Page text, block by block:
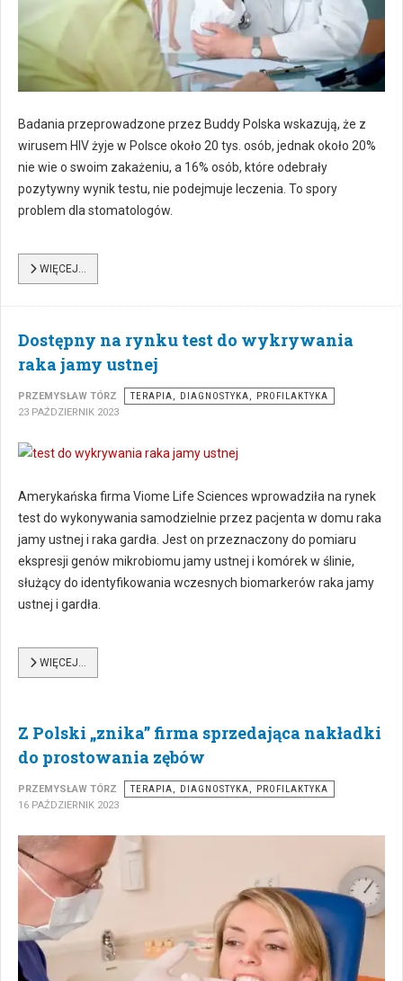
Badania przeprowadzone przez Buddy Polska wskazują, że z
wirusem HIV żyje w Polsce około 20 tys. osób, jednak około 20%
nie wie o swoim zakażeniu, a 16% osób, które odebrały
pozytywny wynik testu, nie podejmuje leczenia. To spory
problem dla stomatologów.
WIĘCEJ…
Dostępny na rynku test do wykrywania
raka jamy ustnej
PRZEMYSŁAW TÓRZ
TERAPIA, DIAGNOSTYKA, PROFILAKTYKA
23 PAŹDZIERNIK 2023
Amerykańska firma Viome Life Sciences wprowadziła na rynek
test do wykonywania samodzielnie przez pacjenta w domu raka
jamy ustnej i raka gardła. Jest on przeznaczony do pomiaru
ekspresji genów mikrobiomu jamy ustnej i komórek w ślinie,
służący do identyfikowania wczesnych biomarkerów raka jamy
ustnej i gardła.
WIĘCEJ…
Z Polski „znika” firma sprzedająca nakładki
do prostowania zębów
PRZEMYSŁAW TÓRZ
TERAPIA, DIAGNOSTYKA, PROFILAKTYKA
16 PAŹDZIERNIK 2023